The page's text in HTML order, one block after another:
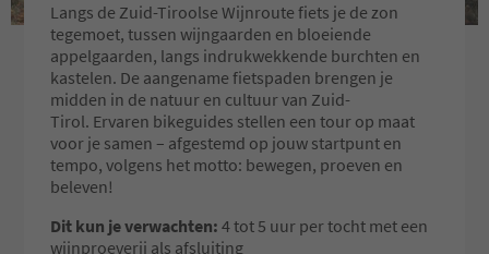
Langs de Zuid-Tiroolse Wijnroute fiets je de zon
tegemoet, tussen wijngaarden en bloeiende
appelgaarden, langs indrukwekkende burchten en
kastelen. De aangename fietspaden brengen je
midden in de natuur en cultuur van Zuid-
Tirol. Ervaren bikeguides stellen een tour op maat
voor je samen – afgestemd op jouw startpunt en
tempo, volgens het motto: bewegen, proeven en
beleven!
Dit kun je verwachten: 4 tot 5 uur per tocht met een
wijnproeverij als afsluiting